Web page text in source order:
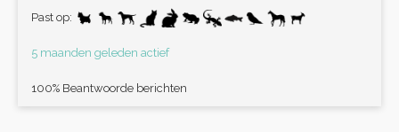
Past op:
5 maanden geleden actief
100% Beantwoorde berichten